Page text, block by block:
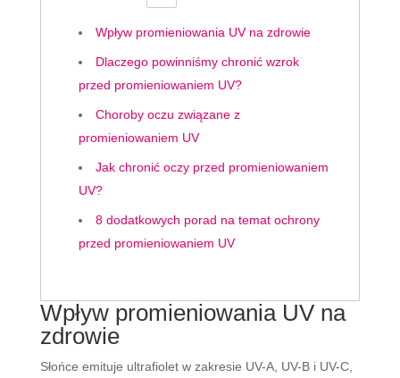
Wpływ promieniowania UV na zdrowie
Dlaczego powinniśmy chronić wzrok
przed promieniowaniem UV?
Choroby oczu związane z
promieniowaniem UV
Jak chronić oczy przed promieniowaniem
UV?
8 dodatkowych porad na temat ochrony
przed promieniowaniem UV
Wpływ promieniowania UV na
zdrowie
Słońce emituje ultrafiolet w zakresie UV-A, UV-B i UV-C,